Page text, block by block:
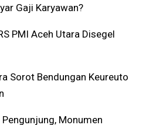
Gaji Karyawan?
PMI Aceh Utara Disegel
Sorot Bendungan Keureuto
Monumen